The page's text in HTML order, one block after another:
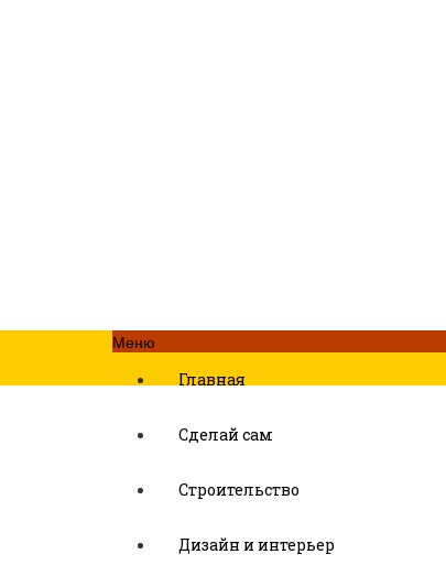
Меню
Главная
Сделай сам
Строительство
Дизайн и интерьер